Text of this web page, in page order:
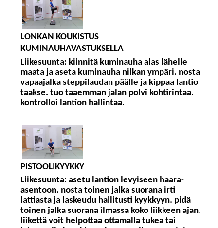
LONKAN KOUKISTUS
KUMINAUHAVASTUKSELLA
Liikesuunta: kiinnitä kuminauha alas lähelle
maata ja aseta kuminauha nilkan ympäri. nosta
vapaajalka steppilaudan päälle ja kippaa lantio
taakse. tuo taaemman jalan polvi kohtirintaa.
kontrolloi lantion hallintaa.
PISTOOLIKYYKKY
Liikesuunta:asetu lantion levyiseen haara-
asentoon. nosta toinen jalka suorana irti
lattiasta ja laskeudu hallitusti kyykkyyn. pidä
toinen jalka suorana ilmassa koko liikkeen ajan.
liikettä voit helpottaa ottamalla tukea tai